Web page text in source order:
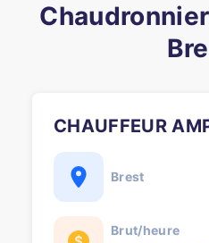
CHAUFFEUR
Brest
Brut/heure